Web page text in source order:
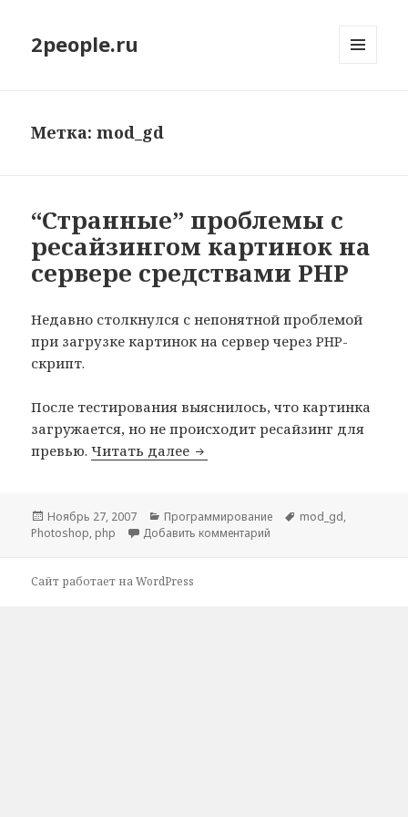
2people.ru
Метка: mod_gd
“Странные” проблемы с
ресайзингом картинок на
сервере средствами PHP
Недавно столкнулся с непонятной проблемой
при загрузке картинок на сервер через PHP-
скрипт.
После тестирования выяснилось, что картинка
загружается, но не происходит ресайзинг для
превью.Читать далее “Странные” проблемы с
Опубликовано
Ноябрь 27, 2007 Рубрики
Программирование Метки
mod_gd,
Photoshop, php Добавить комментарий
Сайт работает на WordPress